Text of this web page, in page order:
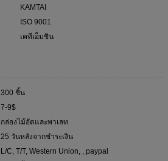
KAMTAI
ISO 9001
เคทีเอ็มซิน
300 ชิ้น
7-9$
กล่องไม้อัดและพาเลท
25 วันหลังจากชำระเงิน
L/C, T/T, Western Union, , paypal